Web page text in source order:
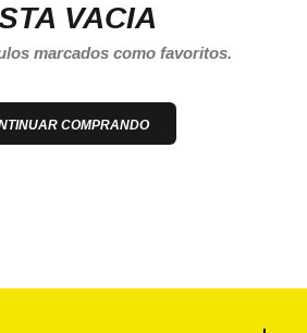
VACIA
marcados como favoritos.
COMPRANDO